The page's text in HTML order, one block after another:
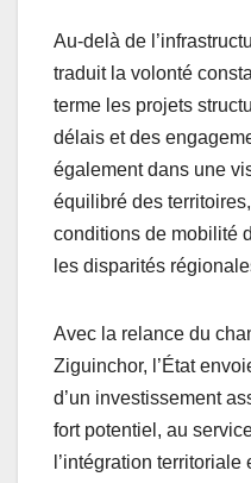
Au-delà de
traduit la volonté
terme les projets
délais et des
également dans une
équilibré des
conditions de mobilité
les disparités
Avec la relance du
Ziguinchor, l’État
d’un investissement
fort potentiel, au
l’intégration